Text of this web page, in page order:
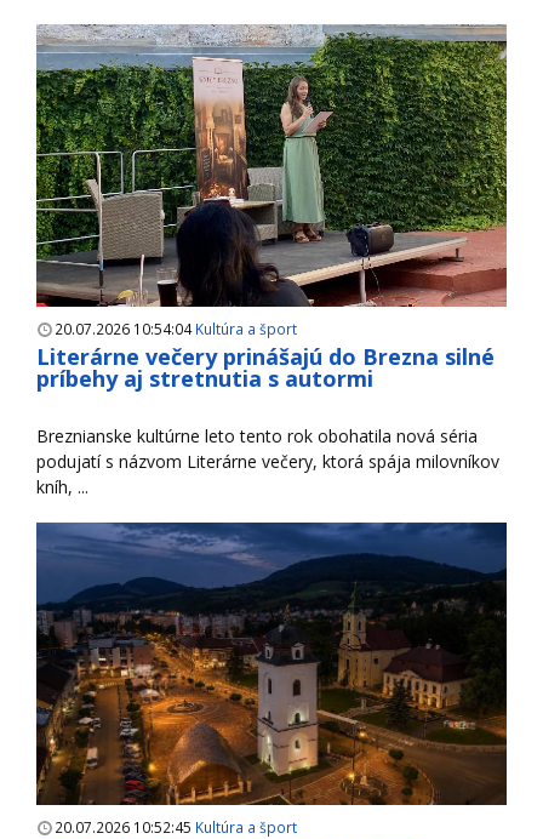
20.07.2026 10:54:04Kultúra a šport
Literárne večery prinášajú do Brezna silné
príbehy aj stretnutia s autormi
Breznianske kultúrne leto tento rok obohatila nová séria
podujatí s názvom Literárne večery, ktorá spája milovníkov
kníh, ...
20.07.2026 10:52:45 Kultúra a šport